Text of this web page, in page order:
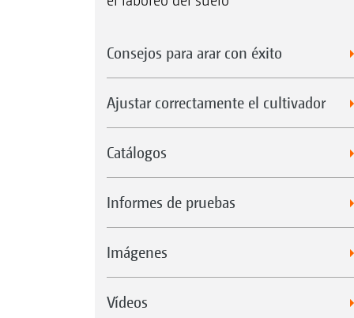
Consejos para arar con éxito
Ajustar correctamente el cultivador
Catálogos
Informes de pruebas
Imágenes
Vídeos